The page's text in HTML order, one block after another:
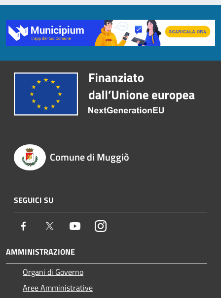
Comune di Muggiò
SEGUICI SU
Facebook Twitter YoutubeInstagram
AMMINISTRAZIONE
Organi di Governo
Aree Amministrative